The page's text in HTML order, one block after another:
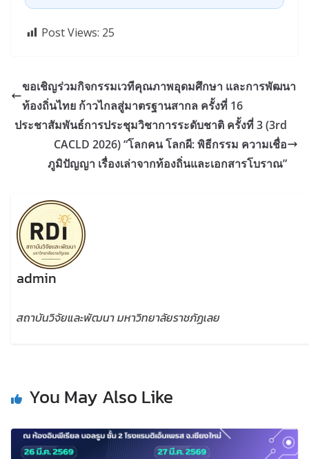
Post Views: 25
ขอเชิญร่วมกิจกรรมเวทีคุณภาพอุดมศึกษา และการพัฒนา
ท้องถิ่นไทย ก้าวไกลสู่มาตรฐานสากล ครั้งที่ 16
ประชาสัมพันธ์การประชุมวิชาการระดับชาติ ครั้งที่ 3 (3rd
CACLD 2026) “โลกคน โลกผี: พิธีกรรม ความเชื่อ
ภูมิปัญญา เรื่องเล่าจากท้องถิ่นและเอกสารโบราณ”
admin
สถาบันวิจัยและพัฒนา มหาวิทยาลัยราชภัฏเลย
You May Also Like